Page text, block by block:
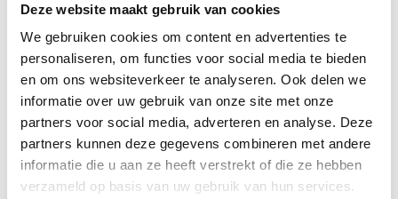
Deze website maakt gebruik van cookies
We gebruiken cookies om content en advertenties te
personaliseren, om functies voor social media te bieden
en om ons websiteverkeer te analyseren. Ook delen we
informatie over uw gebruik van onze site met onze
partners voor social media, adverteren en analyse. Deze
partners kunnen deze gegevens combineren met andere
informatie die u aan ze heeft verstrekt of die ze hebben
verzameld op basis van uw gebruik van hun services.
Kleur
Bruin
Kleur 2
Zand
Materiaal
Teak hardhout
Breedte
208 cm
Diepte
93 cm
Hoogte
89 cm